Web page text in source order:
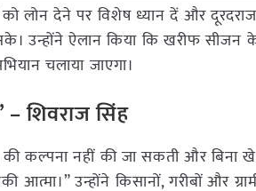
लोन देने पर विशेष ध्यान दें और दूरदराज
सके। उन्होंने ऐलान किया कि खरीफ
चलाया जाएगा।
शिवराज सिंह
की कल्पना नहीं की जा सकती और
आत्मा।” उन्होंने किसानों, गरीबों और